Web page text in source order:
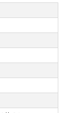
すが赤平市ま
ご提出くださ
が年明けとな
した用紙でご
認をお願いい